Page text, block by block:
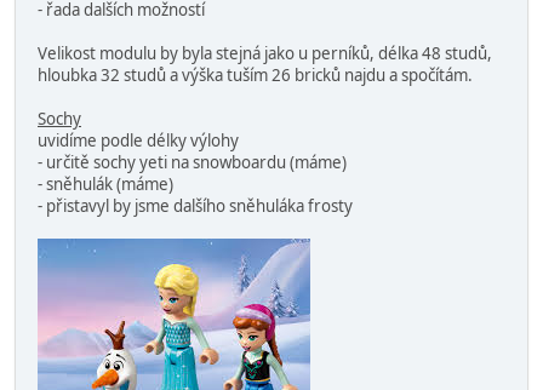
- řada dalších možností
Velikost modulu by byla stejná jako u perníků, délka 48 studů,
hloubka 32 studů a výška tuším 26 bricků najdu a spočítám.
Sochy
uvidíme podle délky výlohy
- určitě sochy yeti na snowboardu (máme)
- sněhulák (máme)
- přistavyl by jsme dalšího sněhuláka frosty